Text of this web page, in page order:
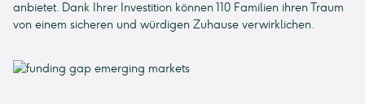
anbietet. Dank Ihrer Investition können 110 Familien ihren Traum
von einem sicheren und würdigen Zuhause verwirklichen.